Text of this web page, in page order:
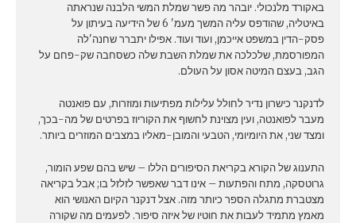
באקורד מלנכולי. יובהר מה פשר שמלת המשי הלבנה שנראתה
באיטליה, שהודפס עליה המשך מעמ' 6 של הידיעה בעיתון על
פסק-הדין במשפט אייכמן, ועוד ועוד. אפילו יתברר שחנה'לה
המפורסמת, שלכלכה את שמלת השבת שלה כשסחבה שק-פחם על
הגב, בעצם המיטה אסון על העולם.
לדנקנר כישרון נדיר לחולל עלילות מפתיעות ומוזרות, עם פואנטה
מעבר לפואנטה, ועין מצוינת לחשוף את הקוריוז בפרטים של מה-בכך,
ומצד שני, את היומיומי, הטבעי והמובן-מאליו במצבים המוזרים ביותר.
התענוג של הקורא בקריאת הסיפורים הללו – שיש בהם שפע הומור,
גרוטסקה, מתח והפתעות – אינו דבר שאפשר לזלזל בו; אבל בקריאה
מצטברת מתגלה הספר כיותר מזה. אצל דנקנר הקיום האנושי הוא
מאמץ מתמיד לעבות את חוטיו של איזה סיפור. לפעמים מה שקורה